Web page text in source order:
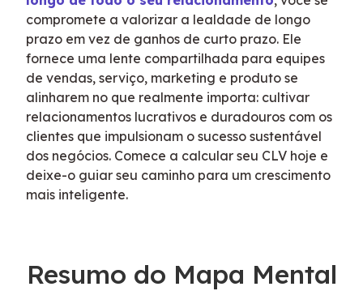
compromete a valorizar a lealdade de longo
prazo em vez de ganhos de curto prazo. Ele
fornece uma lente compartilhada para equipes
de vendas, serviço, marketing e produto se
alinharem no que realmente importa: cultivar
relacionamentos lucrativos e duradouros com os
clientes que impulsionam o sucesso sustentável
dos negócios. Comece a calcular seu CLV hoje e
deixe-o guiar seu caminho para um crescimento
mais inteligente.
Resumo do Mapa Mental